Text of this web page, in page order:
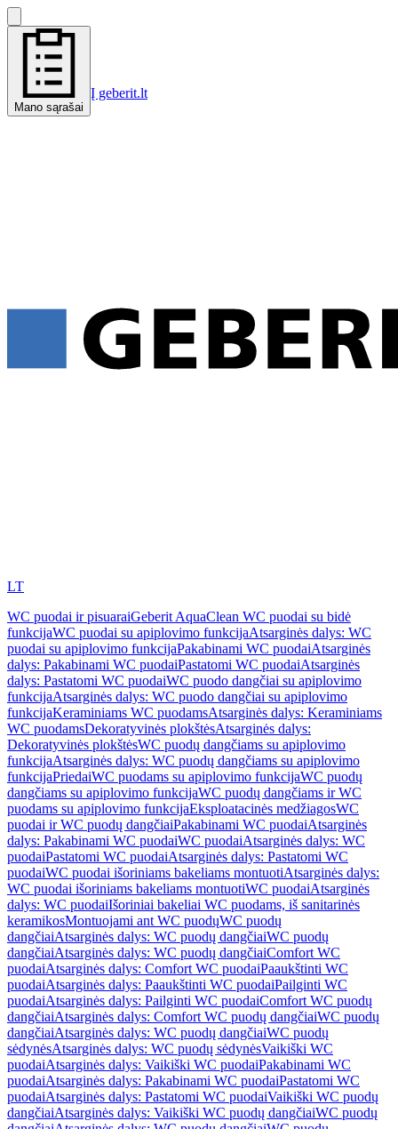
Mano sąrašai
Į geberit.lt
LT
WC puodai ir pisuaraiGeberit AquaClean WC puodai su bidė
funkcijaWC puodai su apiplovimo funkcijaAtsarginės dalys: WC
puodai su apiplovimo funkcijaPakabinami WC puodaiAtsarginės
dalys: Pakabinami WC puodaiPastatomi WC puodaiAtsarginės
dalys: Pastatomi WC puodaiWC puodo dangčiai su apiplovimo
funkcijaAtsarginės dalys: WC puodo dangčiai su apiplovimo
funkcijaKeraminiams WC puodamsAtsarginės dalys: Keraminiams
WC puodamsDekoratyvinės plokštėsAtsarginės dalys:
Dekoratyvinės plokštėsWC puodų dangčiams su apiplovimo
funkcijaAtsarginės dalys: WC puodų dangčiams su apiplovimo
funkcijaPriedaiWC puodams su apiplovimo funkcijaWC puodų
dangčiams su apiplovimo funkcijaWC puodų dangčiams ir WC
puodams su apiplovimo funkcijaEksploatacinės medžiagosWC
puodai ir WC puodų dangčiaiPakabinami WC puodaiAtsarginės
dalys: Pakabinami WC puodaiWC puodaiAtsarginės dalys: WC
puodaiPastatomi WC puodaiAtsarginės dalys: Pastatomi WC
puodaiWC puodai išoriniams bakeliams montuotiAtsarginės dalys:
WC puodai išoriniams bakeliams montuotiWC puodaiAtsarginės
dalys: WC puodaiIšoriniai bakeliai WC puodams, iš sanitarinės
keramikosMontuojami ant WC puodųWC puodų
dangčiaiAtsarginės dalys: WC puodų dangčiaiWC puodų
dangčiaiAtsarginės dalys: WC puodų dangčiaiComfort WC
puodaiAtsarginės dalys: Comfort WC puodaiPaaukštinti WC
puodaiAtsarginės dalys: Paaukštinti WC puodaiPailginti WC
puodaiAtsarginės dalys: Pailginti WC puodaiComfort WC puodų
dangčiaiAtsarginės dalys: Comfort WC puodų dangčiaiWC puodų
dangčiaiAtsarginės dalys: WC puodų dangčiaiWC puodų
sėdynėsAtsarginės dalys: WC puodų sėdynėsVaikiški WC
puodaiAtsarginės dalys: Vaikiški WC puodaiPakabinami WC
puodaiAtsarginės dalys: Pakabinami WC puodaiPastatomi WC
puodaiAtsarginės dalys: Pastatomi WC puodaiVaikiški WC puodų
dangčiaiAtsarginės dalys: Vaikiški WC puodų dangčiaiWC puodų